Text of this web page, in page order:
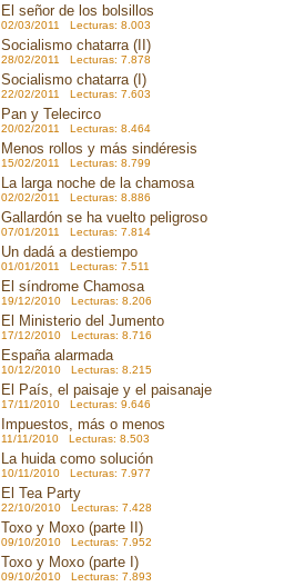
El señor de los bolsillos
02/03/2011 Lecturas: 8.003
Socialismo chatarra (II)
28/02/2011 Lecturas: 7.878
Socialismo chatarra (I)
22/02/2011 Lecturas: 7.603
Pan y Telecirco
20/02/2011 Lecturas: 8.464
Menos rollos y más sindéresis
15/02/2011 Lecturas: 8.799
La larga noche de la chamosa
02/02/2011 Lecturas: 8.886
Gallardón se ha vuelto peligroso
07/01/2011 Lecturas: 7.814
Un dadá a destiempo
01/01/2011 Lecturas: 7.511
El síndrome Chamosa
19/12/2010 Lecturas: 8.206
El Ministerio del Jumento
17/12/2010 Lecturas: 8.716
España alarmada
10/12/2010 Lecturas: 8.215
El País, el paisaje y el paisanaje
17/11/2010 Lecturas: 9.646
Impuestos, más o menos
11/11/2010 Lecturas: 8.503
La huida como solución
10/11/2010 Lecturas: 7.977
El Tea Party
22/10/2010 Lecturas: 7.428
Toxo y Moxo (parte II)
09/10/2010 Lecturas: 7.952
Toxo y Moxo (parte I)
09/10/2010 Lecturas: 7.893